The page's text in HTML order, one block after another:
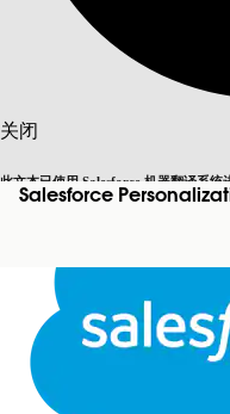
关闭
此文本已使用 Salesforce 机器翻译系
切换为英语 而非现在
关闭关闭
Salesforce